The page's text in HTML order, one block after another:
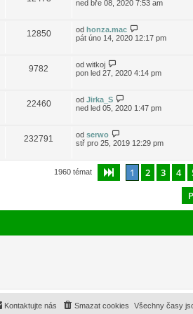
ned bře 08, 2020 7:53 am
12850 od honza.mac
pát úno 14, 2020 12:17 pm
9782 od witkoj
pon led 27, 2020 4:14 pm
22460 od Jirka_S
ned led 05, 2020 1:47 pm
232791 od serwo
stř pro 25, 2019 12:29 pm
1960 témat Stránka z
1 2 3 4
Všechny časy
Smazat cookies
Kontaktujte nás